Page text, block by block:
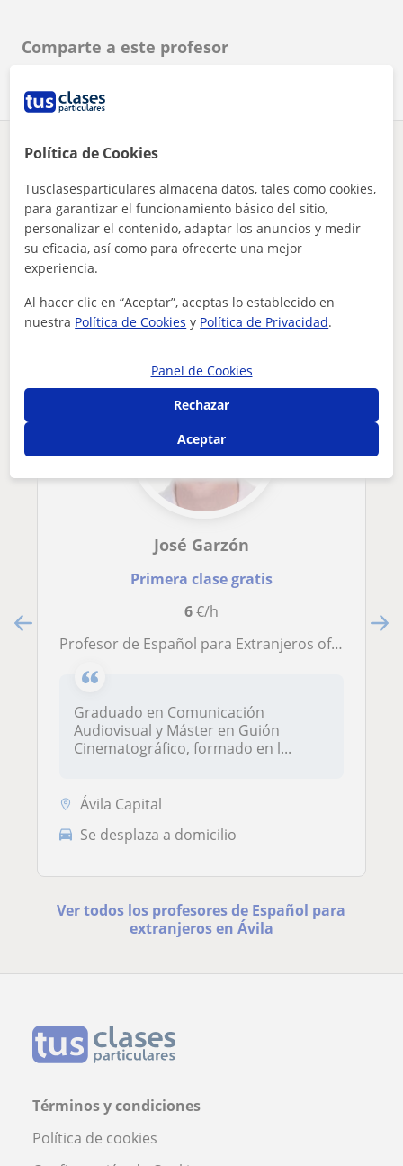
Comparte a este profesor
¿Hay algún error en este perfil?
Tus clases particulares A domicilio
Español para extranjeros
Ávila
puedo enseñar a los extranjeros con facilidad y rapidez
Otros profesores de Español para
interesarte
José Garzón
Primera clase gratis
6€/h
Profesor de Español para Extranjeros ofrece clases para todas las edades
Graduado en Comunicación
Audiovisual y Máster en Guión
Cinematográfico, formado en l...
Ávila Capital
Se desplaza a domicilio
Ver todos los profesores de Español para
extranjeros en Ávila
Términos y condiciones
Política de cookies
Política de Cookies
Tusclasesparticulares almacena datos, tales como cookies,
para garantizar el funcionamiento básico del sitio,
personalizar el contenido, adaptar los anuncios y medir
su eficacia, así como para ofrecerte una mejor
experiencia.
Al hacer clic en “Aceptar”, aceptas lo establecido en
nuestra Política de Cookies y Política de Privacidad.
Panel de Cookies
Rechazar
Aceptar